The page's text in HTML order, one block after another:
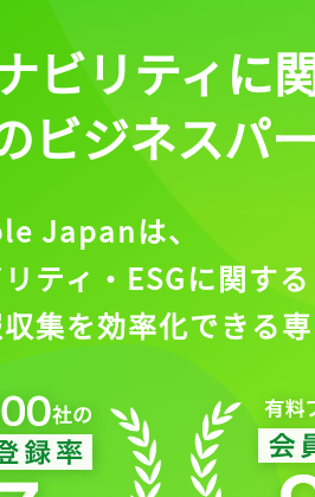
ビリティに
ビジネスパ
Japanは、
ティ・ESGに関する
集を効率化できる